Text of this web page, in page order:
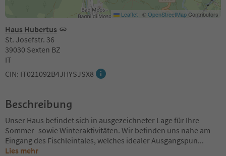
Haus Hubertus
St. Josefstr. 36
39030 Sexten BZ
IT
CIN: IT021092B4JHYSJSX8
Leaflet | ©OpenStreetMapContributors
Beschreibung
Unser Haus befindet sich in ausgezeichneter Lage für Ihre
Sommer- sowie Winteraktivitäten. Wir befinden uns nahe am
Eingang des Fischleintales, welches idealer Ausgangspun...
Lies mehr